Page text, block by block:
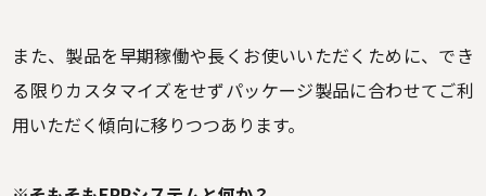
また、製品を早期稼働や長くお使いいただくために、でき
る限りカスタマイズをせずパッケージ製品に合わせてご利
用いただく傾向に移りつつあります。